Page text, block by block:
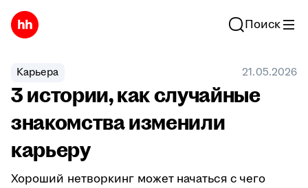
Поиск
Карьера 21.05.2026
3 истории, как случайные
знакомства изменили
карьеру
Хороший нетворкинг может начаться с чего